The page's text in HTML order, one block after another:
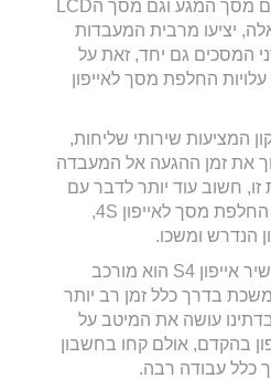
החלפה של שני המסכים – גם מסך המגע וגם מסך הLCD
יציעו מרבית המעבדות
המסכים גם יחד, זאת על
החלפת מסך לאייפון
המציעות שירותי שליחות,
את זמן ההגעה אל המעבדה
חשוב עוד יותר לדבר עם
הטכנאים המצויים במעבדת החלפת מסך לאייפון 4S,
הנדרש ומשכו.
ונקודה אחרונה – זכרו, כי מכשיר אייפון S4 הוא מורכב
בדרך כלל זמן רב יותר
עושה את המיטב על
בהקדם, אולם קחו בחשבון
כלל עבודה רבה.